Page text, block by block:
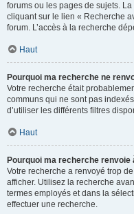
forums ou les pages de sujets.
cliquant sur le lien « Recherche
forum. L’accès à la recherche
Haut
Pourquoi ma recherche ne
Votre recherche était
communs qui ne sont pas
d’utiliser les différents filtres
Haut
Pourquoi ma recherche renvoie
Votre recherche a renvoyé trop
afficher. Utilisez la recherche
termes employés et dans la
effectuer une recherche.